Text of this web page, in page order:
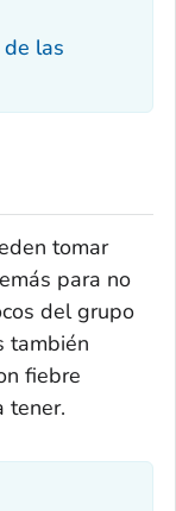
las
tomar
para no
del grupo
también
fiebre
tener.